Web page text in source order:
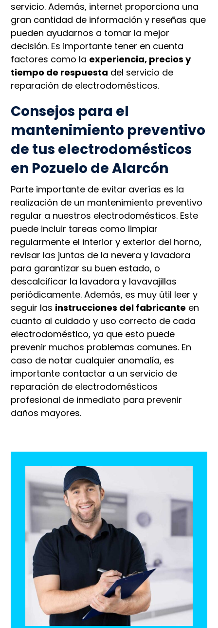
servicio. Además, internet proporciona una
gran cantidad de información y reseñas que
pueden ayudarnos a tomar la mejor
decisión. Es importante tener en cuenta
factores como la experiencia, precios y
tiempo de respuesta del servicio de
reparación de electrodomésticos.
Consejos para el
mantenimiento preventivo
de tus electrodomésticos
en Pozuelo de Alarcón
Parte importante de evitar averías es la
realización de un mantenimiento preventivo
regular a nuestros electrodomésticos. Este
puede incluir tareas como limpiar
regularmente el interior y exterior del horno,
revisar las juntas de la nevera y lavadora
para garantizar su buen estado, o
descalcificar la lavadora y lavavajillas
periódicamente. Además, es muy útil leer y
seguir las instrucciones del fabricante en
cuanto al cuidado y uso correcto de cada
electrodoméstico, ya que esto puede
prevenir muchos problemas comunes. En
caso de notar cualquier anomalía, es
importante contactar a un servicio de
reparación de electrodomésticos
profesional de inmediato para prevenir
daños mayores.